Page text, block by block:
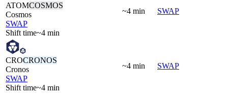
ATOMCOSMOS
Cosmos
SWAP
Shift time~4 min
~4 min SWAP
CROCRONOS
Cronos
SWAP
Shift time~4 min
~4 min SWAP